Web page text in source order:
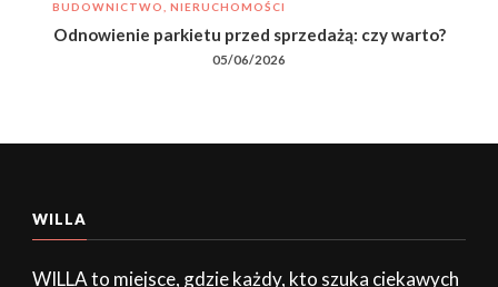
BUDOWNICTWO, NIERUCHOMOŚCI
Odnowienie parkietu przed sprzedażą: czy warto?
05/06/2026
WILLA
WILLA to miejsce, gdzie każdy, kto szuka ciekawych